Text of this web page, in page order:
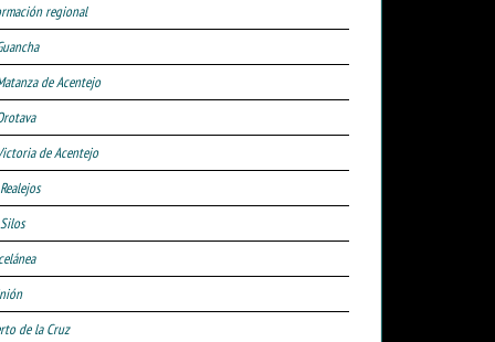
regional
de Acentejo
de Acentejo
de la Cruz